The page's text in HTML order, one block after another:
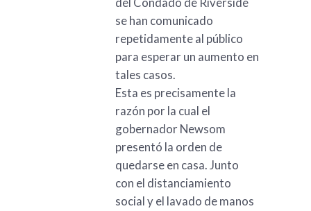
se han comunicado
repetidamente al público
para esperar un aumento en
tales casos.
Esta es precisamente la
razón por la cual el
gobernador Newsom
presentó la orden de
quedarse en casa. Junto
con el distanciamiento
social y el lavado de manos